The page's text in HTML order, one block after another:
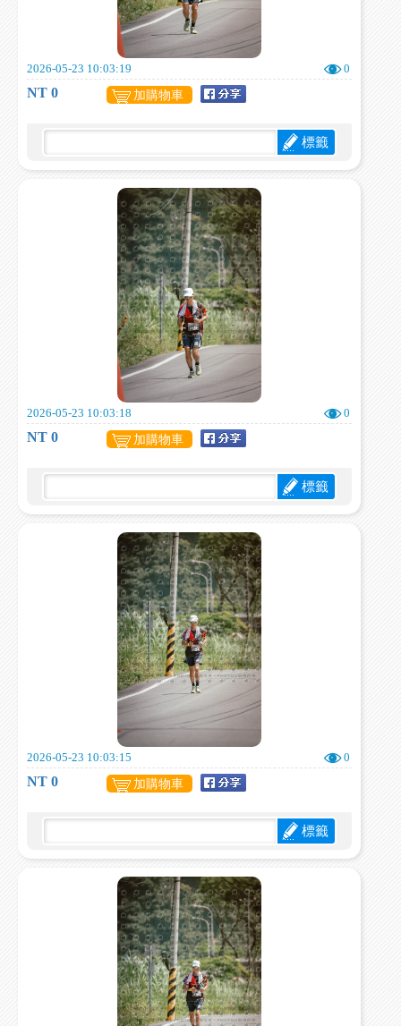
2026-05-23 10:03:19 0
NT 0 加購物車
標籤
2026-05-23 10:03:18 0
NT 0 加購物車
標籤
2026-05-23 10:03:15 0
NT 0 加購物車
標籤